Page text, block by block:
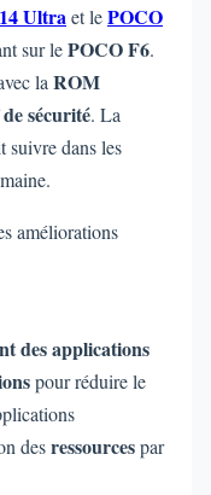
Ultraet lePOCO
sur lePOCO F6.
la ROM
sécurité. La
suivre dans les
améliorations
des applications
pour réduire le
desressourcespar